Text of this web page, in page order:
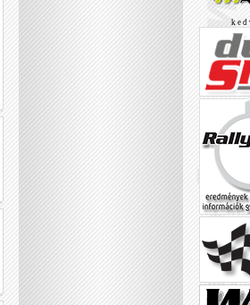
k e d